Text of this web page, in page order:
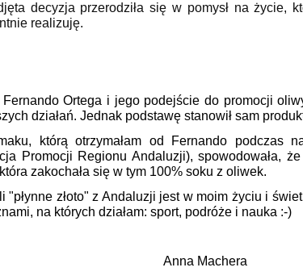
decyzja przerodziła się w pomysł na życie,
realizuję.
Ortega i jego podejście do promocji
działań. Jednak podstawę stanowił sam
którą otrzymałam od Fernando podczas
Promocji Regionu Andaluzji), spowodowała, że
zakochała się w tym 100% soku z oliwek.
złoto" z Andaluzji jest w moim życiu i
na których działam: sport, podróże i nauka :-)